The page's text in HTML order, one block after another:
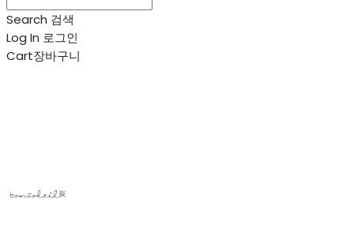
Search 검색
Log In 로그인
Cart장바구니